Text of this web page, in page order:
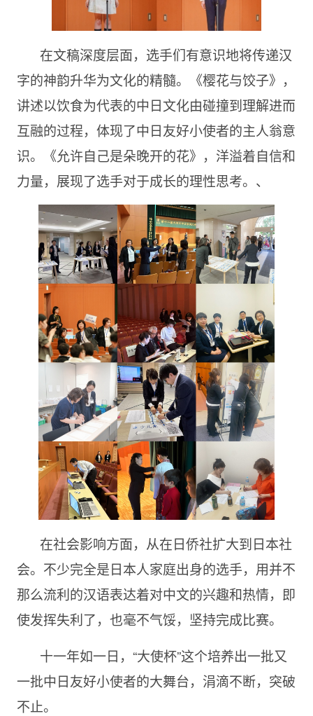
在文稿深度层面，选手们有意识地将传递汉
字的神韵升华为文化的精髓。《樱花与饺子》，
讲述以饮食为代表的中日文化由碰撞到理解进而
互融的过程，体现了中日友好小使者的主人翁意
识。《允许自己是朵晚开的花》，洋溢着自信和
力量，展现了选手对于成长的理性思考。、
在社会影响方面，从在日侨社扩大到日本社
会。不少完全是日本人家庭出身的选手，用并不
那么流利的汉语表达着对中文的兴趣和热情，即
使发挥失利了，也毫不气馁，坚持完成比赛。
十一年如一日，“大使杯”这个培养出一批又
一批中日友好小使者的大舞台，涓滴不断，突破
不止。